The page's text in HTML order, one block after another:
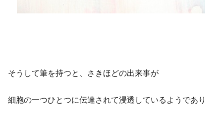
そうして筆を持つと、さきほどの出来事が
細胞の一つひとつに伝達されて浸透しているようであり